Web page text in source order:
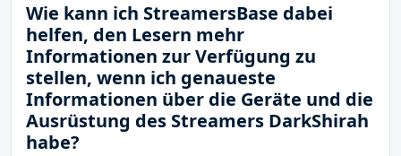
Wie kann ich StreamersBase dabei
helfen, den Lesern mehr
Informationen zur Verfügung zu
stellen, wenn ich genaueste
Informationen über die Geräte und die
Ausrüstung des Streamers DarkShirah
habe?